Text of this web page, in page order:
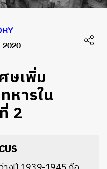
2020
ษเพิ่ม
หารใน
2